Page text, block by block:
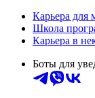
Карьера для
Школа
Карьера в
Боты для